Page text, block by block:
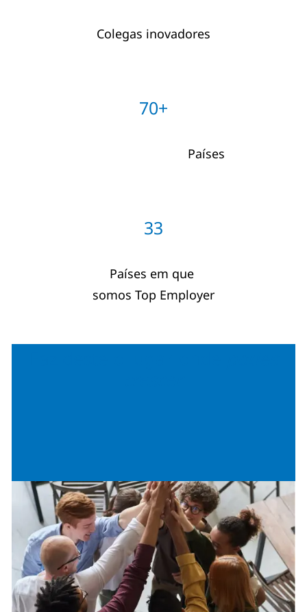
Colegas inovadores
70+
Países
33
Países em que
somos Top Employer